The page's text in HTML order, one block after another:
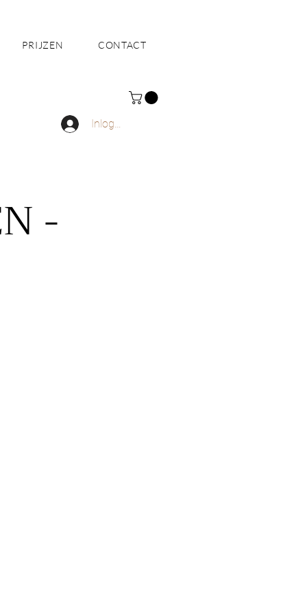
PRIJZEN CONTACT
Inloggen
-